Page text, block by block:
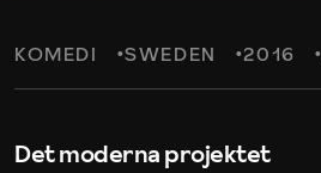
KOMEDI SWEDEN 2016
Det moderna projektet